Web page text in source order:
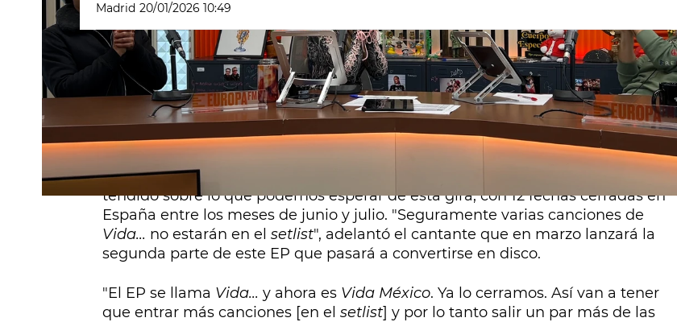
Madrid 20/01/2026 10:49
Carlos Riveraha vuelto aCuerpos especiales. El cantante mexicano ha
regresado este martes para consolidarsu título de invitado top
, buen artista,
buena entrevista y buen jugón. Porque su entrevista, para presentar la gira
VIDA MÉXICO TOUR, ha terminado con un duelo conEva Soriano.Spoiler:la
presentadora se la jugó al todo o nada y no le salió bien.
Pero eso solo ha sido el final de la visita. Antes Carlos Rivera ha hablado largo y
tendido sobre lo que podemos esperar de esta gira, con 12 fechas cerradas en
España entre los meses de junio y julio. "Seguramente varias canciones de
Vida... no estarán en el setlist", adelantó el cantante que en marzo lanzará la
segunda parte de este EP que pasará a convertirse en disco.
"El EP se llama Vida... y ahora es Vida México. Ya lo cerramos. Así van a tener
que entrar más canciones [en el setlist] y por lo tanto salir un par más de las